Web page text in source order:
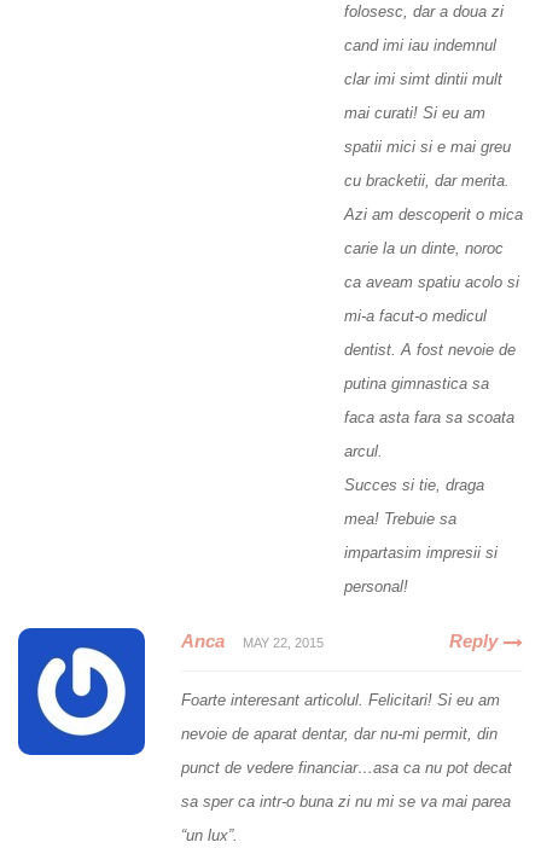
folosesc, dar a doua zi
cand imi iau indemnul
clar imi simt dintii mult
mai curati! Si eu am
spatii mici si e mai greu
cu bracketii, dar merita.
Azi am descoperit o mica
carie la un dinte, noroc
ca aveam spatiu acolo si
mi-a facut-o medicul
dentist. A fost nevoie de
putina gimnastica sa
faca asta fara sa scoata
arcul.
Succes si tie, draga
mea! Trebuie sa
impartasim impresii si
personal!
Anca MAY 22, 2015 Reply
Foarte interesant articolul. Felicitari! Si eu am
nevoie de aparat dentar, dar nu-mi permit, din
punct de vedere financiar…asa ca nu pot decat
sa sper ca intr-o buna zi nu mi se va mai parea
“un lux”.